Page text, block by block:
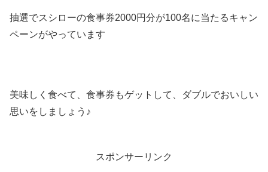
抽選でスシローの食事券2000円分が100名に当たるキャン
ペーンがやっています
美味しく食べて、食事券もゲットして、ダブルでおいしい
思いをしましょう♪
スポンサーリンク